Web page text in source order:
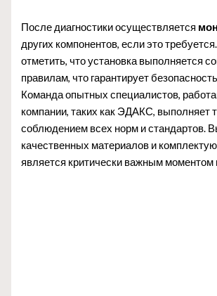
После диагностики осуществляется
других компонентов, если это
отметить, что установка выполняется
правилам, что гарантирует
Команда опытных специалистов,
компании, таких как ЭДАКС, выполняет
соблюдением всех норм и стандартов.
качественных материалов и
является критически важным моментом